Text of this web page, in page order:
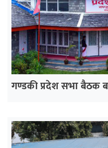
गण्डकी प्रदेश सभा बैठक